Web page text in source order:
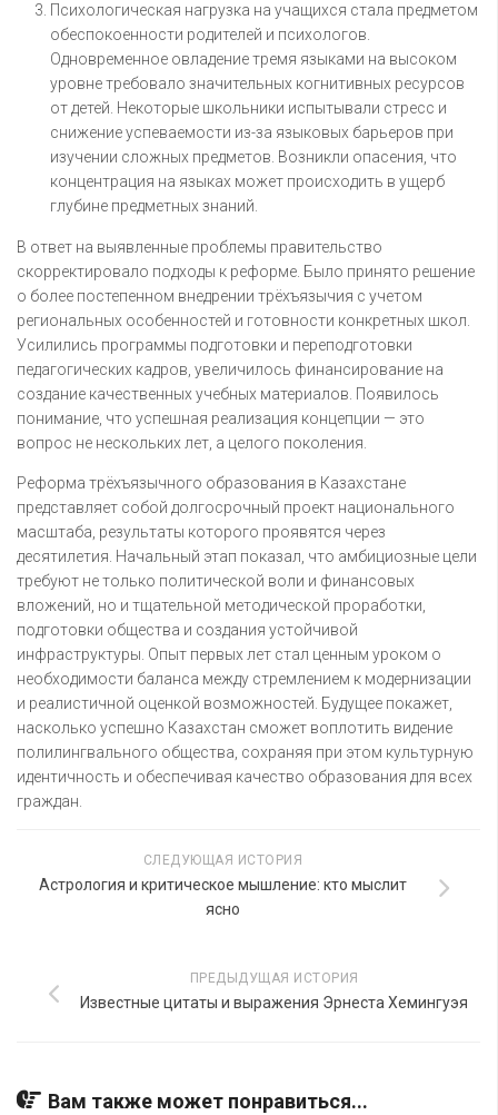
Психологическая нагрузка на учащихся стала предметом
обеспокоенности родителей и психологов.
Одновременное овладение тремя языками на высоком
уровне требовало значительных когнитивных ресурсов
от детей. Некоторые школьники испытывали стресс и
снижение успеваемости из-за языковых барьеров при
изучении сложных предметов. Возникли опасения, что
концентрация на языках может происходить в ущерб
глубине предметных знаний.
В ответ на выявленные проблемы правительство
скорректировало подходы к реформе. Было принято решение
о более постепенном внедрении трёхъязычия с учетом
региональных особенностей и готовности конкретных школ.
Усилились программы подготовки и переподготовки
педагогических кадров, увеличилось финансирование на
создание качественных учебных материалов. Появилось
понимание, что успешная реализация концепции — это
вопрос не нескольких лет, а целого поколения.
Реформа трёхъязычного образования в Казахстане
представляет собой долгосрочный проект национального
масштаба, результаты которого проявятся через
десятилетия. Начальный этап показал, что амбициозные цели
требуют не только политической воли и финансовых
вложений, но и тщательной методической проработки,
подготовки общества и создания устойчивой
инфраструктуры. Опыт первых лет стал ценным уроком о
необходимости баланса между стремлением к модернизации
и реалистичной оценкой возможностей. Будущее покажет,
насколько успешно Казахстан сможет воплотить видение
полилингвального общества, сохраняя при этом культурную
идентичность и обеспечивая качество образования для всех
граждан.
СЛЕДУЮЩАЯ ИСТОРИЯ
Астрология и критическое мышление: кто мыслит
ясно
ПРЕДЫДУЩАЯ ИСТОРИЯ
Известные цитаты и выражения Эрнеста Хемингуэя
Вам также может понравиться...